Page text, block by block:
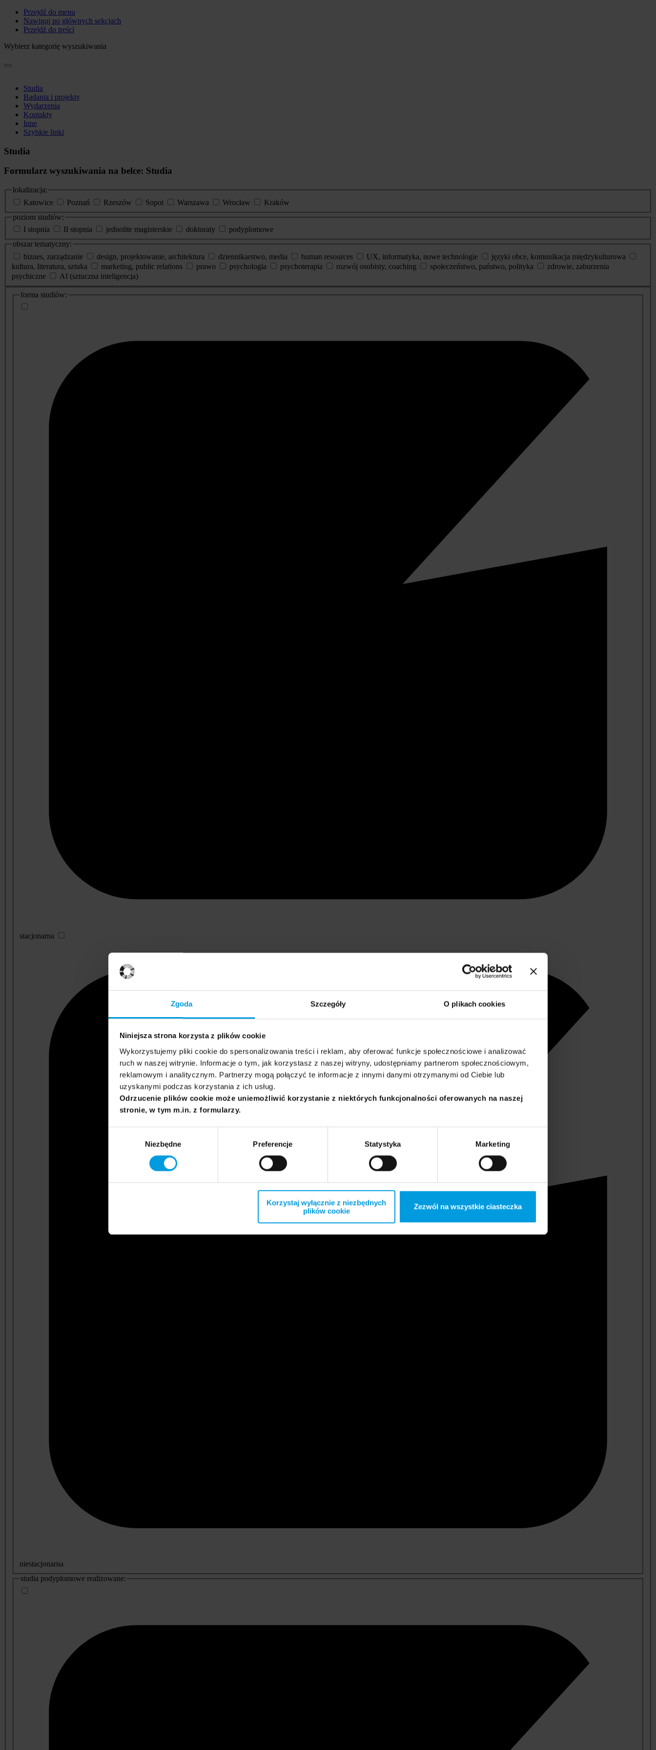
Zgoda Szczegóły O plikach cookies
Niniejsza strona korzysta z plików cookie
Wykorzystujemy pliki cookie do spersonalizowania treści i reklam, aby oferować funkcje społecznościowe i analizować
ruch w naszej witrynie. Informacje o tym, jak korzystasz z naszej witryny, udostępniamy partnerom społecznościowym,
reklamowym i analitycznym. Partnerzy mogą połączyć te informacje z innymi danymi otrzymanymi od Ciebie lub
uzyskanymi podczas korzystania z ich usług.
Odrzucenie plików cookie może uniemożliwić korzystanie z niektórych funkcjonalności oferowanych na naszej
stronie, w tym m.in. z formularzy.
Niezbędne Preferencje Statystyka Marketing
Korzystaj wyłącznie z niezbędnych
plików cookie
Zezwól na wszystkie ciasteczka
Przejdź do menu
Nawiguj po głównych sekcjach
Przejdź do treści
Wybierz kategorię wyszukiwania
Studia
Badania i projekty
Wydarzenia
Kontakty
Inne
Szybkie linki
Studia
Formularz wyszukiwania na belce: Studia
lokalizacja:
Katowice
Poznań Rzeszów Sopot Warszawa Wrocław
Kraków
poziom studiów:
I stopnia
II stopnia jednolite magisterskie doktoraty
podyplomowe
obszar tematyczny:
biznes, zarządzanie
design, projektowanie, architektura dziennikarstwo, media human resources UX, informatyka, nowe technologie
języki obce, komunikacja międzykulturowa
kultura, literatura, sztuka
marketing, public relations prawo psychologia psychoterapia rozwój osobisty, coaching społeczeństwo, państwo, polityka
zdrowie, zaburzenia
psychiczne
AI (sztuczna inteligencja)
dodatkowe
informacje
forma studiów:
stacjonarna
niestacjonarna
studia podyplomowe realizowane: